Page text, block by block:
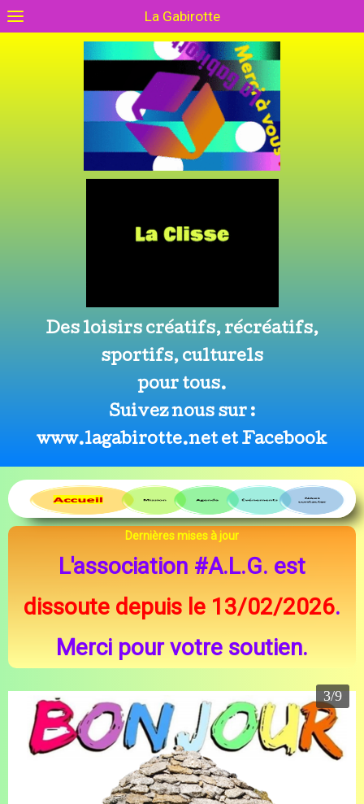
La Gabirotte
Des loisirs créatifs, récréatifs,
sportifs, culturels
pour tous.
Suivez nous sur :
www.lagabirotte.net et Facebook
Dernières mises à jour
L'association #A.L.G. est
dissoute depuis le 13/02/2026.
Merci pour votre soutien.
3/9